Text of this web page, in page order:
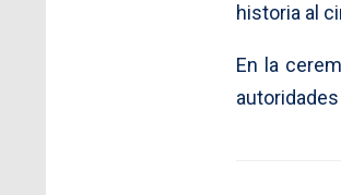
historia al
En la